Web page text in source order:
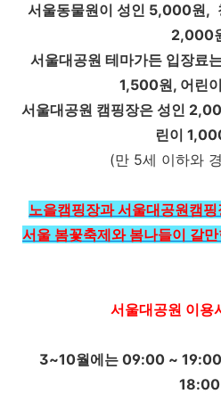
서울동물원이 성인 5,000원,
2,000
서울대공원 테마가든 입장료
1,500원, 어린
서울대공원 캠핑장은 성인
린이
(만 5세 이하와
노을캠핑장과 서울대공원캠
서울 봄꽃축제와 봄나들이 갈
서울대공원 이용
3~10월에는 09:00 ~
18:00